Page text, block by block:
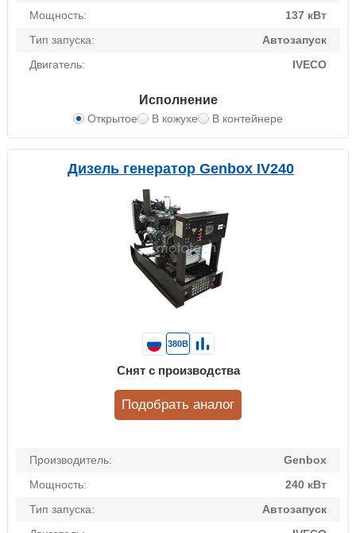
Мощность:
137 кВт
Тип запуска:
Автозапуск
Двигатель:
IVECO
Исполнение
Открытое В кожухе В контейнере
Дизель генератор Genbox IV240
Производитель:
Genbox
Мощность:
240 кВт
Тип запуска:
Автозапуск
380В
Снят с производства
Подобрать аналог